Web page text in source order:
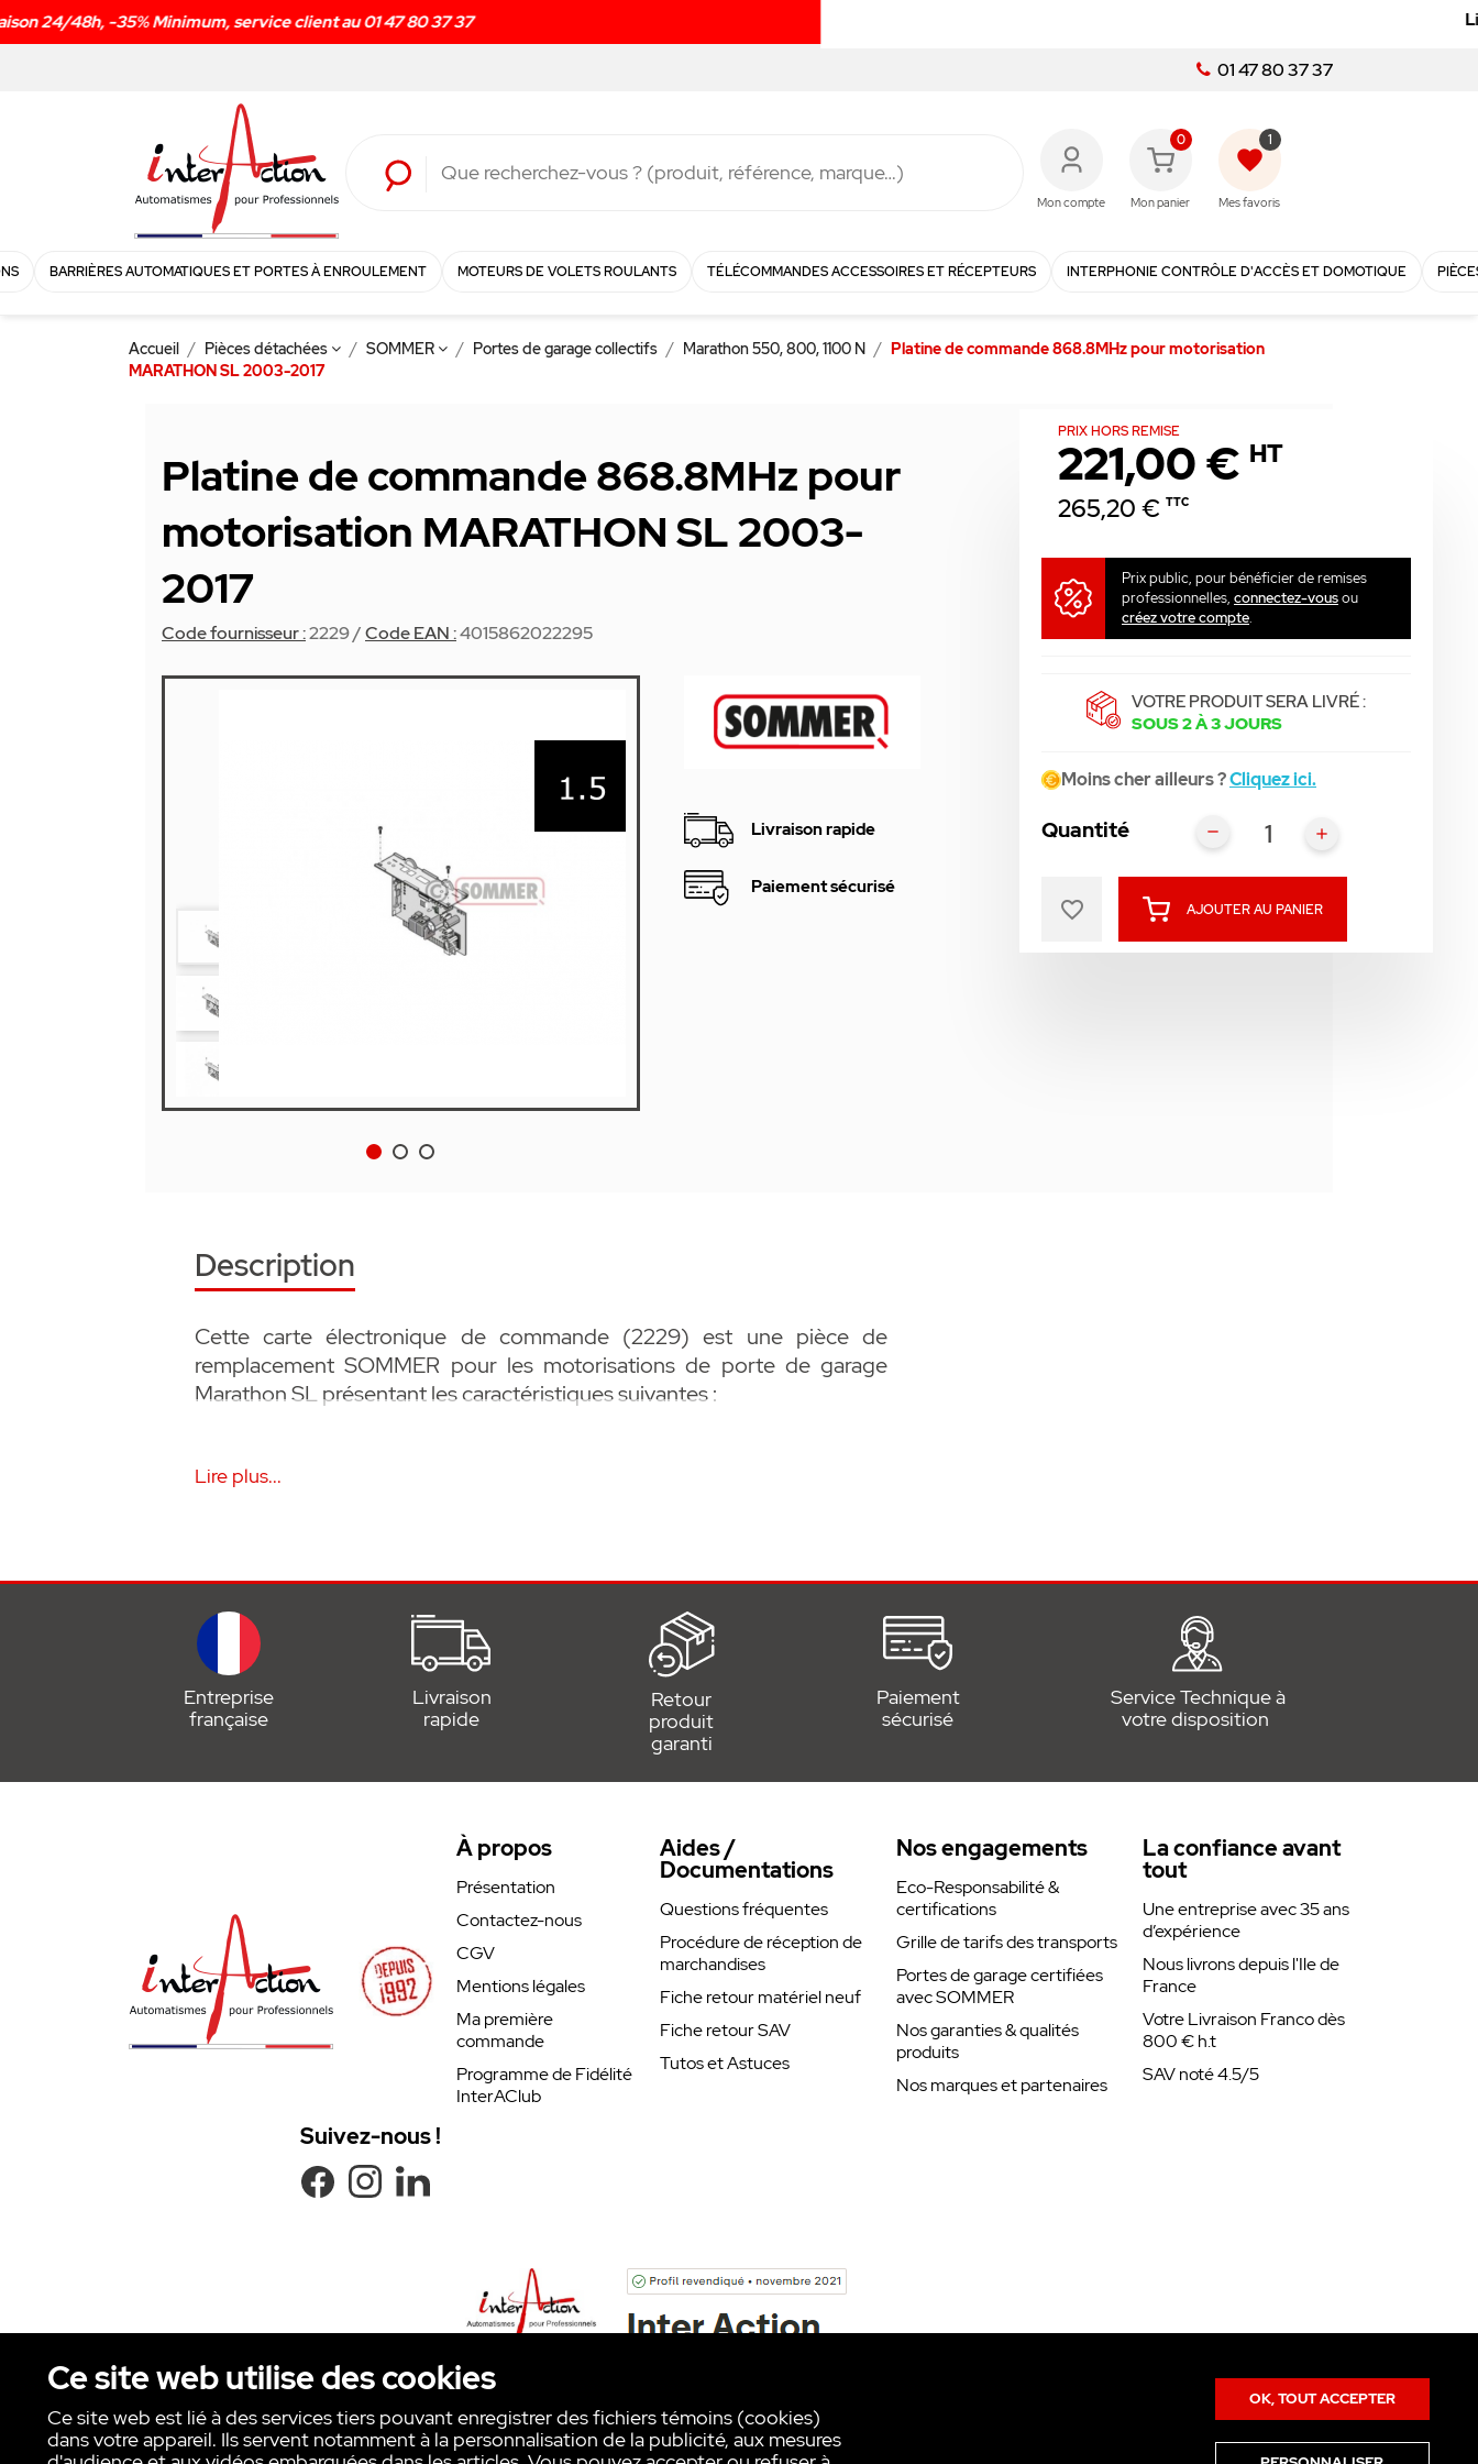
01 47 80 37 37
Mon compte
0
Mon panier
favorite
1
Mes favoris
BARRIÈRES AUTOMATIQUES ET PORTES À ENROULEMENT MOTEURS DE VOLETS ROULANTS TÉLÉCOMMANDES ACCESSOIRES ET RÉCEPTEURS INTERPHONIE CONTRÔLE D'ACCÈS ET DOMOTIQUE
Accueil Pièces détachées SOMMER Portes de garage collectifs Marathon 550, 800, 1100 N
Platine de commande 868.8MHz pour motorisation
MARATHON SL 2003-2017
Platine de commande 868.8MHz pour
motorisation MARATHON SL 2003-
2017
Code fournisseur :2229/Code EAN :4015862022295
Livraison rapide
Paiement sécurisé
PRIX HORS REMISE
221,00 € HT
265,20 € TTC
Prix public, pour bénéficier de remises
professionnelles, connectez-vousou
créez votre compte.
VOTRE PRODUIT SERA LIVRÉ :
SOUS 2 À 3 JOURS
Moins cher ailleurs ?Cliquez ici.
Quantité
AJOUTER AU PANIER
favorite_border
Description
Cette carte électronique de commande (2229) est une pièce de
remplacement SOMMER pour les motorisations de porte de garage
Marathon SL présentant les caractéristiques suivantes :
• En 868.8 MHz
• Pièce de rechange / détachée SOMMER
Lire plus...
Entreprise
française
Livraison
rapide
Retour
produit
garanti
Paiement
sécurisé
Service Technique à
votre disposition
À propos
Présentation
Contactez-nous
CGV
Mentions légales
Ma première
commande
Programme de Fidélité
InterAClub
Aides /
Documentations
Questions fréquentes
Procédure de réception de
marchandises
Fiche retour matériel neuf
Fiche retour SAV
Tutos et Astuces
Nos engagements
Eco-Responsabilité &
certifications
Grille de tarifs des transports
Portes de garage certifiées
avec SOMMER
Nos garanties & qualités
produits
Nos marques et partenaires
La confiance avant
tout
Une entreprise avec 35 ans
d’expérience
Nous livrons depuis l'Ile de
France
Votre Livraison Franco dès
800 € h.t
SAV noté 4.5/5
Ce site web utilise des cookies
Ce site web est lié à des services tiers pouvant enregistrer des fichiers témoins (cookies)
dans votre appareil. Ils servent notamment à la personnalisation de la publicité, aux mesures
OK, TOUT ACCEPTER
Suivez-nous !
Copyright © INTER ACTION 2026